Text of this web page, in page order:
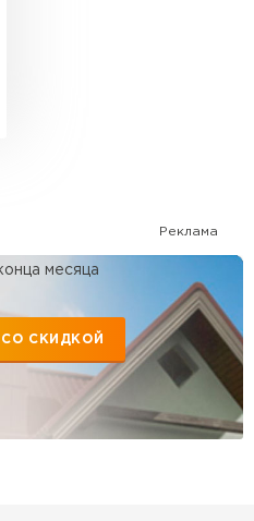
Реклама
месяца
СО СКИДКОЙ